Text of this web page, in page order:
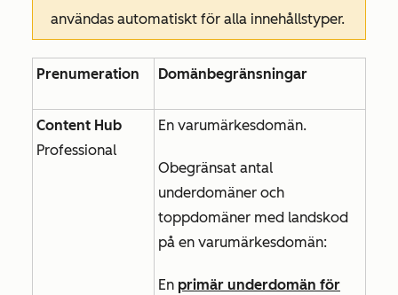
användas automatiskt för alla innehållstyper.
Prenumeration Domänbegränsningar
Content Hub
Professional
En varumärkesdomän.
Obegränsat antal
underdomäner och
toppdomäner med landskod
på en varumärkesdomän:
En primär underdomän för